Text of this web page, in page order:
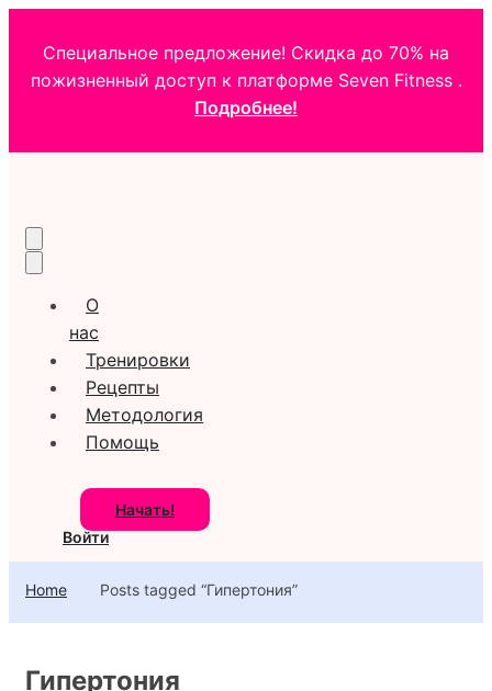
Специальное предложение! Скидка до 70% на
пожизненный доступ к платформе Seven Fitness .
Подробнее!
О
нас
Тренировки
Рецепты
Методология
Помощь
Начать!
Войти
Home Posts tagged “Гипертония”
Гипертония